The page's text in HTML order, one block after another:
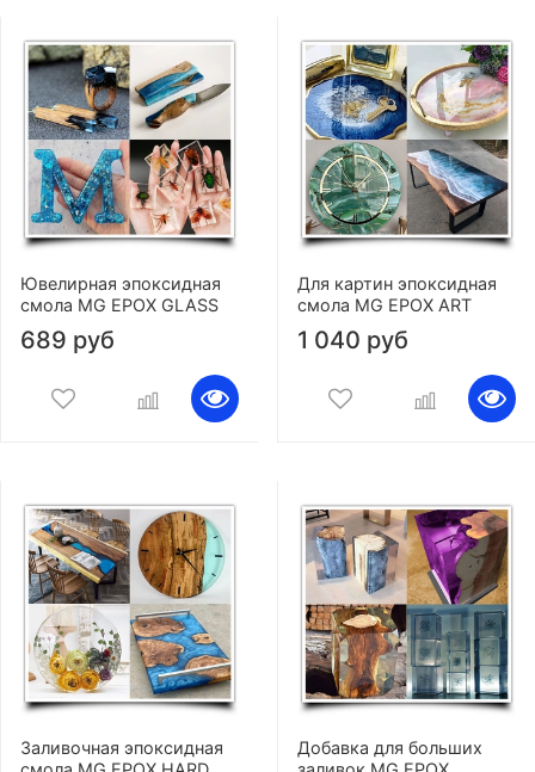
Ювелирная эпоксидная
смола MG EPOX GLASS
689 руб
Для картин эпоксидная
смола MG EPOX ART
1 040 руб
Заливочная эпоксидная
Добавка для больших